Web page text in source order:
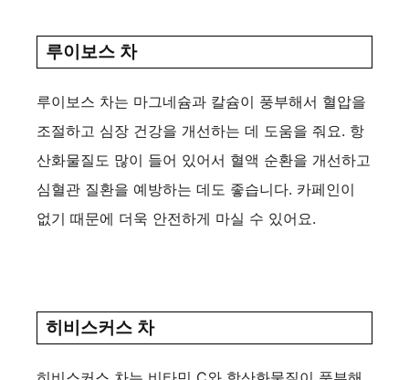
루이보스 차
루이보스 차는 마그네슘과 칼슘이 풍부해서 혈압을
조절하고 심장 건강을 개선하는 데 도움을 줘요. 항
산화물질도 많이 들어 있어서 혈액 순환을 개선하고
심혈관 질환을 예방하는 데도 좋습니다. 카페인이
없기 때문에 더욱 안전하게 마실 수 있어요.
히비스커스 차